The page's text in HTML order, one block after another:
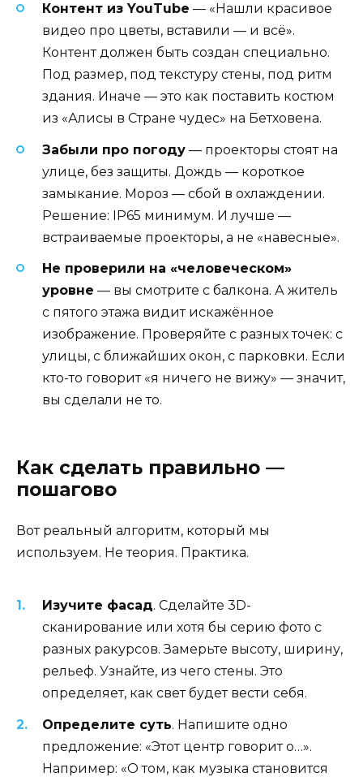
Контент из YouTube — «Нашли красивое
видео про цветы, вставили — и всё».
Контент должен быть создан специально.
Под размер, под текстуру стены, под ритм
здания. Иначе — это как поставить костюм
из «Алисы в Стране чудес» на Бетховена.
Забыли про погоду — проекторы стоят на
улице, без защиты. Дождь — короткое
замыкание. Мороз — сбой в охлаждении.
Решение: IP65 минимум. И лучше —
встраиваемые проекторы, а не «навесные».
Не проверили на «человеческом»
уровне — вы смотрите с балкона. А житель
с пятого этажа видит искажённое
изображение. Проверяйте с разных точек: с
улицы, с ближайших окон, с парковки. Если
кто-то говорит «я ничего не вижу» — значит,
вы сделали не то.
Как сделать правильно —
пошагово
Вот реальный алгоритм, который мы
используем. Не теория. Практика.
Изучите фасад. Сделайте 3D-
сканирование или хотя бы серию фото с
разных ракурсов. Замерьте высоту, ширину,
рельеф. Узнайте, из чего стены. Это
определяет, как свет будет вести себя.
Определите суть. Напишите одно
предложение: «Этот центр говорит о…».
Например: «О том, как музыка становится